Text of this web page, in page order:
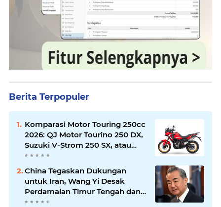
Berita Terpopuler
Komparasi Motor Touring 250cc
2026: QJ Motor Tourino 250 DX,
Suzuki V-Strom 250 SX, atau
Kawasaki Versys-X 250?
China Tegaskan Dukungan
untuk Iran, Wang Yi Desak
Perdamaian Timur Tengah dan
Soroti Ketegangan dengan AS